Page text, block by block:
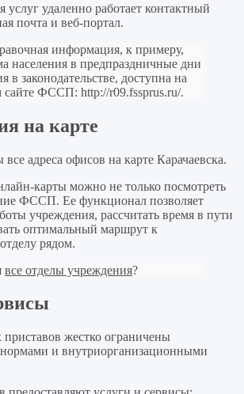
услуг удаленно работает контактный
почта и веб-портал.
информация, к примеру,
населения в предпраздничные дни
в законодательстве, доступна на
сайте ФССП: http://r09.fssprus.ru/.
на карте
все адреса офисов на карте Карачаевска.
карты можно не только посмотреть
ФССП. Ее функционал позволяет
учреждения, рассчитать время в пути
оптимальный маршрут к
рядом.
все отделы учреждения?
жестко ограничены
и внутриорганизационными